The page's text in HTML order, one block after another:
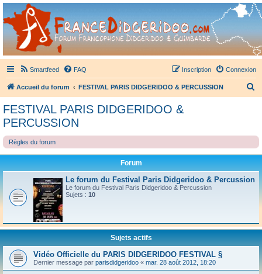
France Didgeridoo
Didgeridoo et Guimbarde sur France Didgeridoo - retrouvez la communauté.
Smartfeed FAQ Connexion
Inscription
Accueil du forum FESTIVAL PARIS DIDGERIDOO & PERCUSSION
r
c
FESTIVAL PARIS DIDGERIDOO &
PERCUSSION
Règles du forum
Forum
Le forum du Festival Paris Didgeridoo & Percussion
Le forum du Festival Paris Didgeridoo & Percussion
Sujets : 10
Sujets actifs
Vidéo Officielle du PARIS DIDGERIDOO FESTIVAL §
Dernier message par parisdidgeridoo « mar. 28 août 2012, 18:20